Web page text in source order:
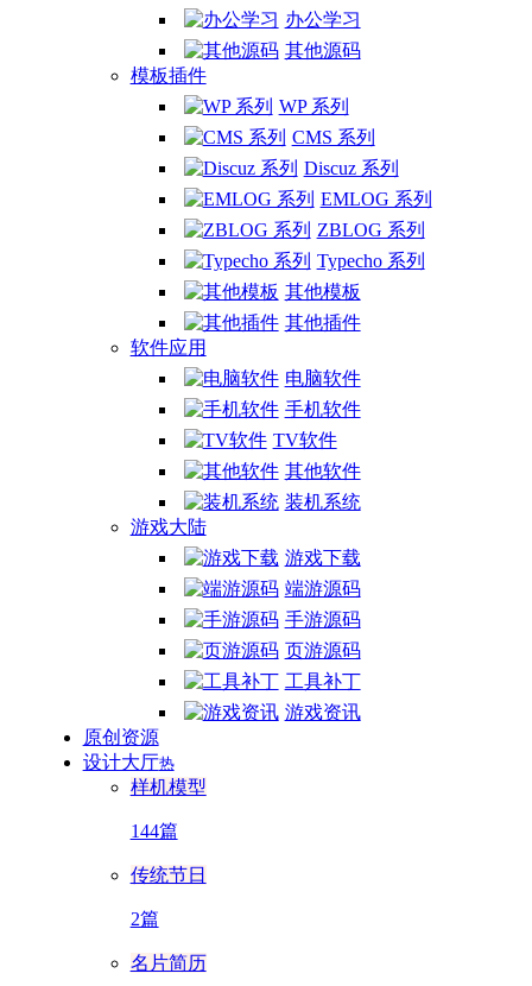
办公学习
其他源码
模板插件
WP 系列
CMS 系列
Discuz 系列
EMLOG 系列
ZBLOG 系列
Typecho 系列
其他模板
其他插件
软件应用
电脑软件
手机软件
TV软件
其他软件
装机系统
游戏大陆
游戏下载
端游源码
手游源码
页游源码
工具补丁
游戏资讯
原创资源
设计大厅热
样机模型
144篇
传统节日
2篇
名片简历